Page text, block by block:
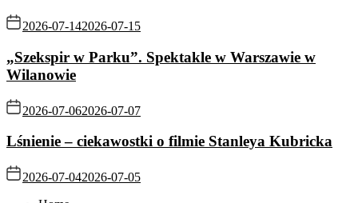
2026-07-142026-07-15
„Szekspir w Parku”. Spektakle w Warszawie w
Wilanowie
2026-07-062026-07-07
Lśnienie – ciekawostki o filmie Stanleya Kubricka
2026-07-042026-07-05